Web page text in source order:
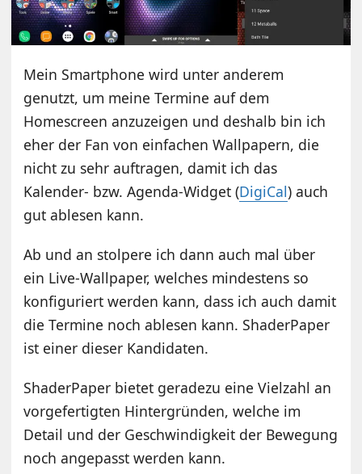
Mein Smartphone wird unter anderem
genutzt, um meine Termine auf dem
Homescreen anzuzeigen und deshalb bin ich
eher der Fan von einfachen Wallpapern, die
nicht zu sehr auftragen, damit ich das
Kalender- bzw. Agenda-Widget (DigiCal) auch
gut ablesen kann.
Ab und an stolpere ich dann auch mal über
ein Live-Wallpaper, welches mindestens so
konfiguriert werden kann, dass ich auch damit
die Termine noch ablesen kann. ShaderPaper
ist einer dieser Kandidaten.
ShaderPaper bietet geradezu eine Vielzahl an
vorgefertigten Hintergründen, welche im
Detail und der Geschwindigkeit der Bewegung
noch angepasst werden kann.